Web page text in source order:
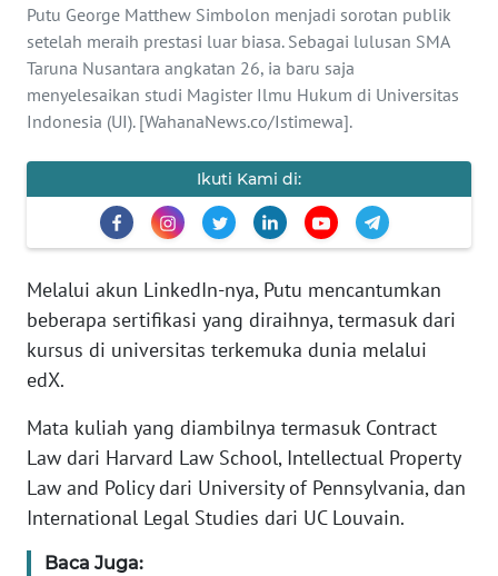
Putu George Matthew Simbolon menjadi sorotan publik
setelah meraih prestasi luar biasa. Sebagai lulusan SMA
Taruna Nusantara angkatan 26, ia baru saja
menyelesaikan studi Magister Ilmu Hukum di Universitas
Indonesia (UI). [WahanaNews.co/Istimewa].
Ikuti Kami di:
Melalui akun LinkedIn-nya, Putu mencantumkan
beberapa sertifikasi yang diraihnya, termasuk dari
kursus di universitas terkemuka dunia melalui
edX.
Mata kuliah yang diambilnya termasuk Contract
Law dari Harvard Law School, Intellectual Property
Law and Policy dari University of Pennsylvania, dan
International Legal Studies dari UC Louvain.
Baca Juga:
OLAHRAGA
OPINI
BERITA
KONTAK
INFO
TENTANG
KAMI